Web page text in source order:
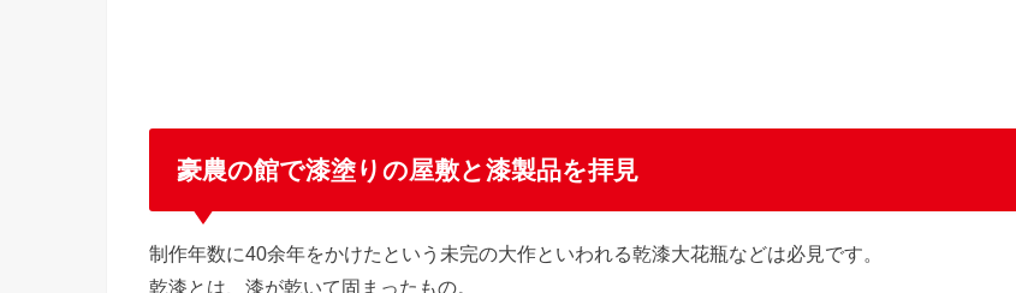
豪農の館で漆塗りの屋敷と漆製品を拝見
制作年数に40余年をかけたという未完の大作といわれる乾漆大花瓶などは必見です。
乾漆とは、漆が乾いて固まったもの。